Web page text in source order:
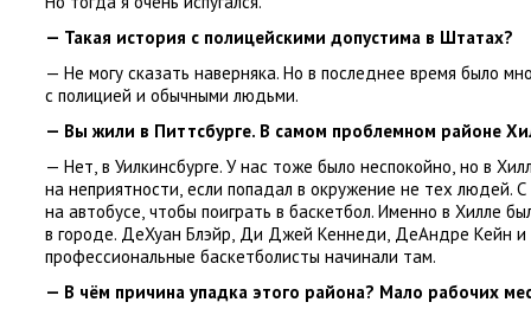
— Такая история с полицейскими допустима в Штатах?
— Не могу сказать наверняка. Но в последнее время было
с полицией и обычными людьми.
— Вы жили в Питтсбурге. В самом проблемном районе
— Нет, в Уилкинсбурге. У нас тоже было неспокойно, но в
на неприятности, если попадал в окружение не тех людей.
на автобусе, чтобы поиграть в баскетбол. Именно в Хилле
в городе. ДеХуан Блэйр, Ди Джей Кеннеди, ДеАндре Кейн и
профессиональные баскетболисты начинали там.
— В чём причина упадка этого района? Мало рабочих